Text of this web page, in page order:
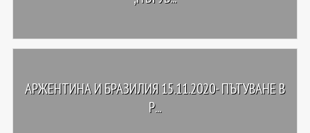
АРЖЕНТИНА И БРАЗИЛИЯ 15.11.2020- ПЪТУВАНЕ В
Р...